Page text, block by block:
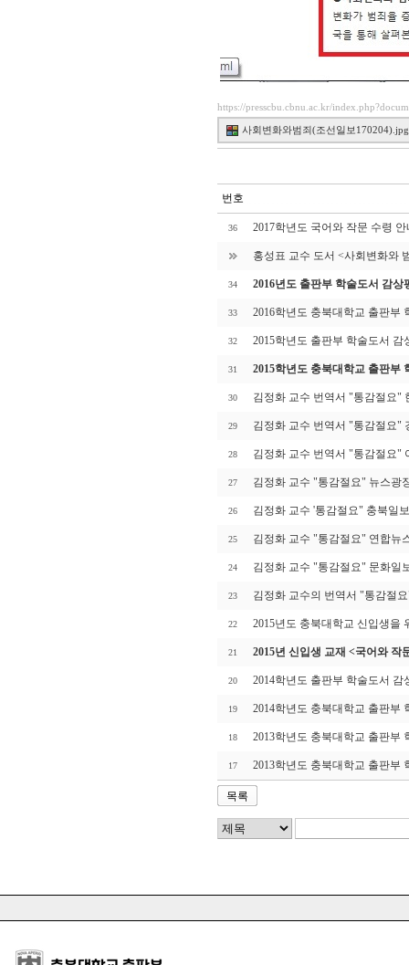
https://presscbu.cbnu.ac.kr/
사회변화와범죄(조선일보
번호
36 2017학년도 국어와 작문 수령 안
홍성표 교수 도서 <사회변화와
34 2016년도 출판부 학술도서 감상
33 2016학년도 충북대학교 출판부
32 2015학년도 출판부 학술도서
31 2015학년도 충북대학교 출판부
30 김정화 교수 번역서 "통감절요"
29 김정화 교수 번역서 "통감절요"
28 김정화 교수 번역서 "통감절요"
27 김정화 교수 "통감절요" 뉴스광
26 김정화 교수 '통감절요" 충북일
25 김정화 교수 "통감절요" 연합뉴
24 김정화 교수 "통감절요" 문화일
23 김정화 교수의 번역서 "통감절
22 2015년도 충북대학교 신입생을
21 2015년 신입생 교재 <국어와 작
20 2014학년도 출판부 학술도서
19 2014학년도 충북대학교 출판부
18 2013학년도 충북대학교 출판부
17 2013학년도 충북대학교 출판부
목록